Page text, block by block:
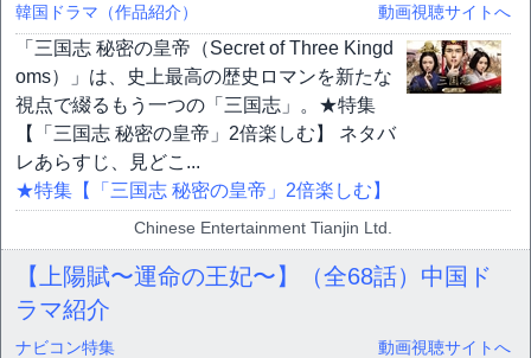
韓国ドラマ（作品紹介） 動画視聴サイトへ
「三国志 秘密の皇帝（Secret of Three Kingd
oms）」は、史上最高の歴史ロマンを新たな
視点で綴るもう一つの「三国志」。★特集
【「三国志 秘密の皇帝」2倍楽しむ】 ネタバ
レあらすじ、見どこ...
★特集【「三国志 秘密の皇帝」2倍楽しむ】
Chinese Entertainment Tianjin Ltd.
【上陽賦〜運命の王妃〜】（全68話）中国ド
ラマ紹介
ナビコン特集 動画視聴サイトへ